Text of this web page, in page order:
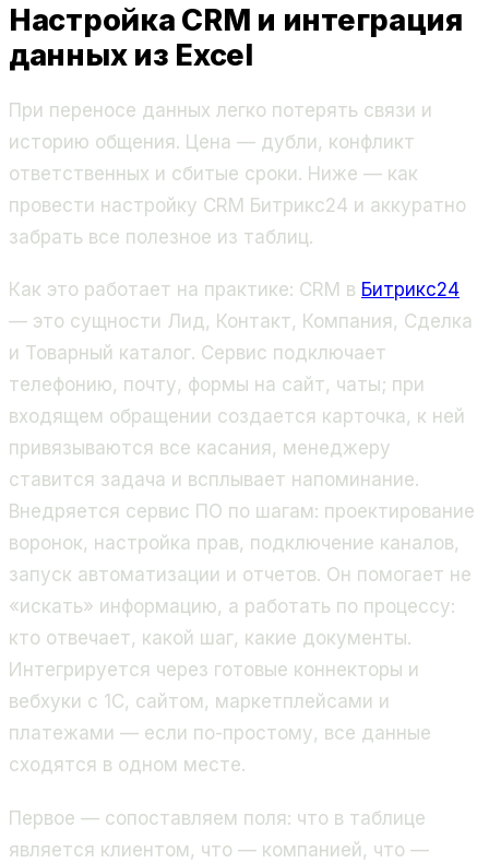
Настройка CRM и интеграция
данных из Excel
При переносе данных легко потерять связи и
историю общения. Цена — дубли, конфликт
ответственных и сбитые сроки. Ниже — как
провести настройку CRM Битрикс24 и аккуратно
забрать все полезное из таблиц.
Как это работает на практике: CRM в Битрикс24
— это сущности Лид, Контакт, Компания, Сделка
и Товарный каталог. Сервис подключает
телефонию, почту, формы на сайт, чаты; при
входящем обращении создается карточка, к ней
привязываются все касания, менеджеру
ставится задача и всплывает напоминание.
Внедряется сервис ПО по шагам: проектирование
воронок, настройка прав, подключение каналов,
запуск автоматизации и отчетов. Он помогает не
«искать» информацию, а работать по процессу:
кто отвечает, какой шаг, какие документы.
Интегрируется через готовые коннекторы и
вебхуки с 1С, сайтом, маркетплейсами и
платежами — если по-простому, все данные
сходятся в одном месте.
Первое — сопоставляем поля: что в таблице
является клиентом, что — компанией, что —